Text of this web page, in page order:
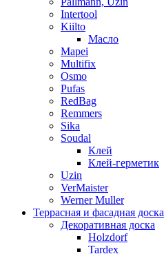
Intertool
Kiilto
Масло
Mapei
Multifix
Osmo
Pufas
RedBag
Remmers
Sika
Soudal
Клей
Клей-герметик
Uzin
VerMaister
Werner Muller
Террасная и фасадная доска
Декоративная доска
Holzdorf
Tardex